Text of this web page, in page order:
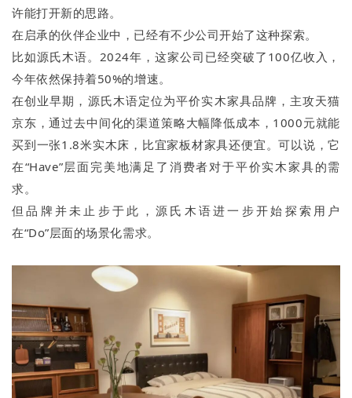
许能打开新的思路。
在启承的伙伴企业中，已经有不少公司开始了这种探索。
比如源氏木语。2024年，这家公司已经突破了100亿收入，
今年依然保持着50%的增速。
在创业早期，源氏木语定位为平价实木家具品牌，主攻天猫
京东，通过去中间化的渠道策略大幅降低成本，1000元就能
买到一张1.8米实木床，比宜家板材家具还便宜。可以说，它
在“Have”层面完美地满足了消费者对于平价实木家具的需
求。
但品牌并未止步于此，源氏木语进一步开始探索用户
在“Do”层面的场景化需求。